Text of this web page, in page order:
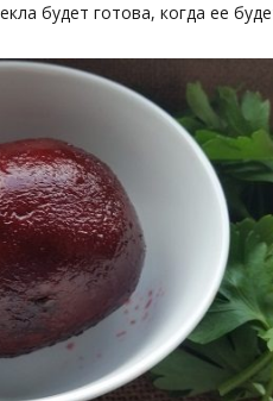
будет готова, когда ее